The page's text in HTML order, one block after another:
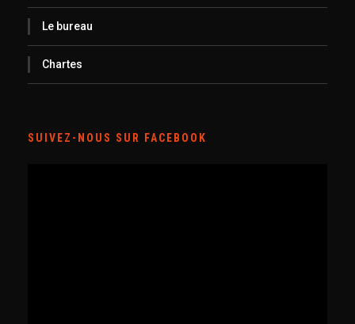
Le bureau
Chartes
SUIVEZ-NOUS SUR FACEBOOK